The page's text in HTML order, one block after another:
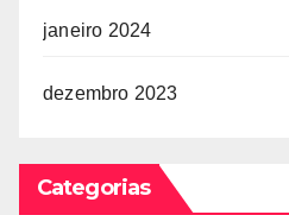
janeiro 2024
dezembro 2023
Categorias